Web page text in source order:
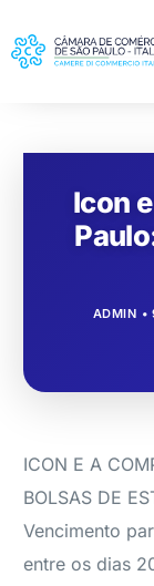
Icon
ADMIN
ICON E A
BOLSAS DE
Vencimento
entre os dias